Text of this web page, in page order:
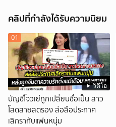
คลิปที่กำลังได้รับความนิยม
วิดีโอ
01
บัญชีโจวเย่ถูกเปลี่ยนชื่อเป็น สาว
โสดสายสตรอง ส่อลือประกาศ
เลิกรากับแฟนหนุ่ม